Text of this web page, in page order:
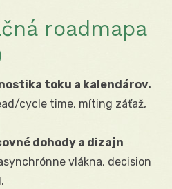
roadmapa
toku a kalendárov.
cycle time, míting záťaž,
dohody a dizajn
vlákna, decision